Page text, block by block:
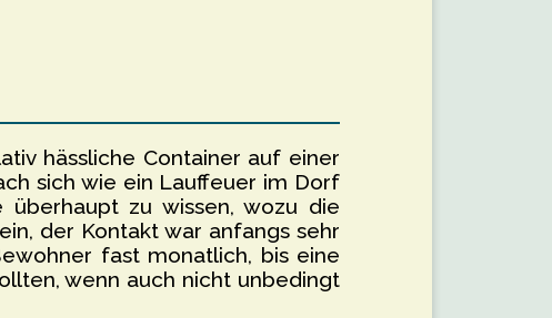
hässliche Container auf einer
sich wie ein Lauffeuer im Dorf
zu wissen, wozu die
der Kontakt war anfangs sehr
fast monatlich, bis eine
wenn auch nicht unbedingt